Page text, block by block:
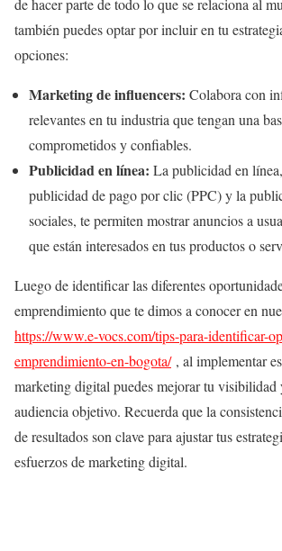
también puedes optar por incluir en tu
opciones:
Marketing de influencers: Colabora con
relevantes en tu industria que tengan una
comprometidos y confiables.
Publicidad en línea: La publicidad en
publicidad de pago por clic (PPC) y la
sociales, te permiten mostrar anuncios a
que están interesados en tus productos o
Luego de identificar las diferentes
emprendimiento que te dimos a conocer en
https://www.e-vocs.com/tips-para-identificar-
emprendimiento-en-bogota/, al implementar
marketing digital puedes mejorar tu visibilidad
audiencia objetivo. Recuerda que la
de resultados son clave para ajustar tus
esfuerzos de marketing digital.